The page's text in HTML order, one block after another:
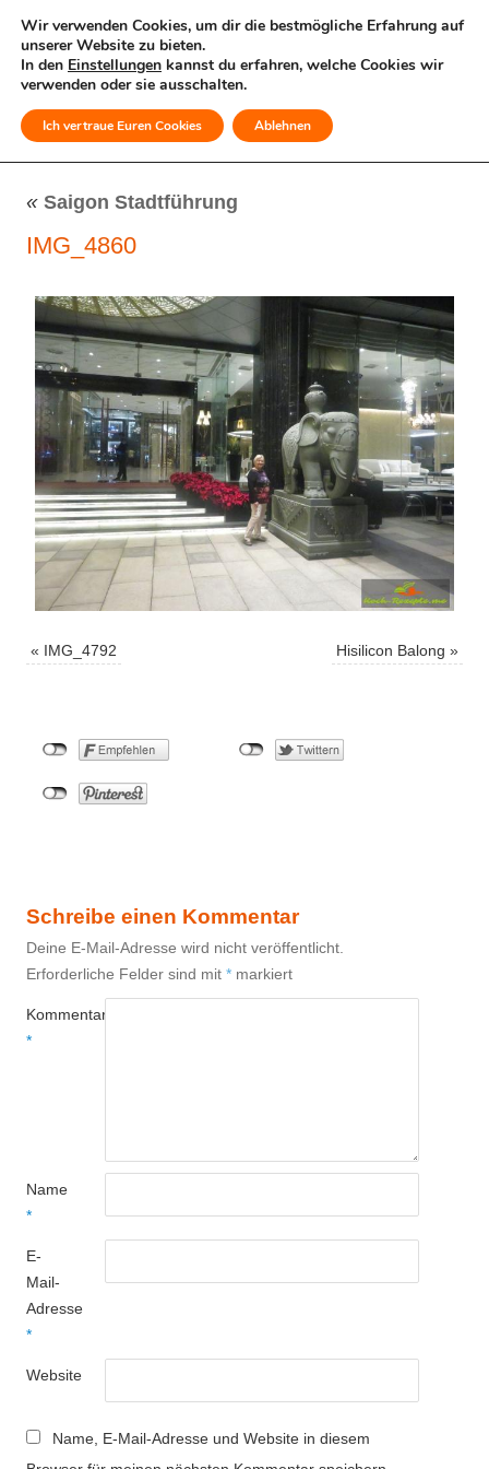
MENÜ
« Saigon Stadtführung
IMG_4860
« IMG_4792 Hisilicon Balong »
Schreibe einen Kommentar
Deine E-Mail-Adresse wird nicht veröffentlicht.
Erforderliche Felder sind mit * markiert
Kommentar
*
Name
*
E-
Mail-
Adresse
*
Website
Name, E-Mail-Adresse und Website in diesem
Wir verwenden Cookies, um dir die bestmögliche Erfahrung auf
unserer Website zu bieten.
In den Einstellungen kannst du erfahren, welche Cookies wir
verwenden oder sie ausschalten.
Ich vertraue Euren Cookies Ablehnen